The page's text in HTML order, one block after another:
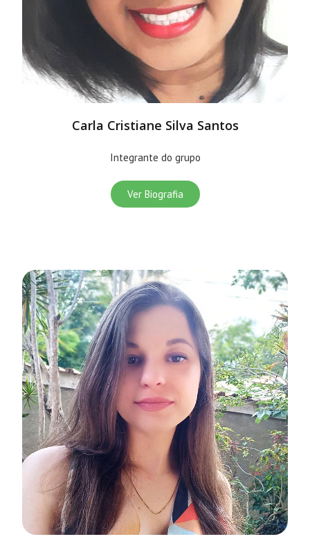
Carla Cristiane Silva Santos
Integrante do grupo
Ver Biografia